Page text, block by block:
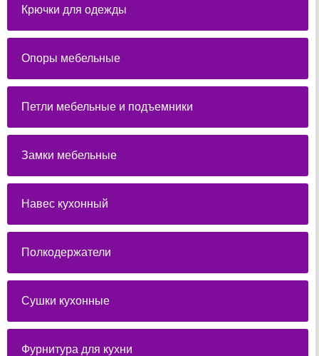
Крючки для одежды
Опоры мебельные
Петли мебельные и подъемники
Замки мебельные
Навес кухонный
Полкодержатели
Сушки кухонные
Фурнитура для кухни